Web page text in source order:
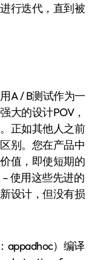
行迭代，直到被
A / B测试作为一
大的设计POV，
正如其他人之前
别。您在产品中
值，即使短期的
使用这些先进的
设计，但没有损
appadhoc）编译